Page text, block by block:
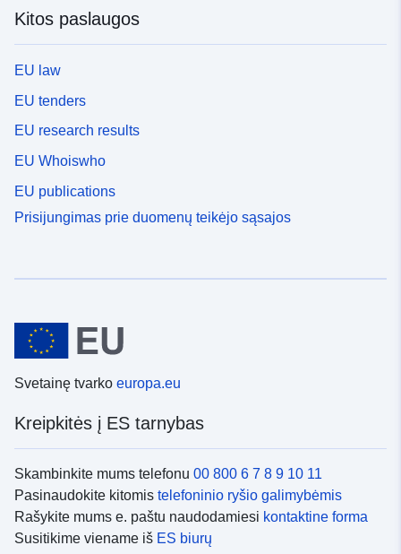
Kitos paslaugos
EU law
EU tenders
EU research results
EU Whoiswho
EU publications
Prisijungimas prie duomenų teikėjo sąsajos
Svetainę tvarko europa.eu
Kreipkitės į ES tarnybas
Skambinkite mums telefonu 00 800 6 7 8 9 10 11
Pasinaudokite kitomis telefoninio ryšio galimybėmis
Rašykite mums e. paštu naudodamiesi kontaktine forma
Susitikime viename iš ES biurų